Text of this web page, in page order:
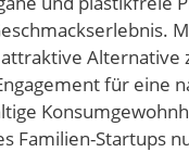
für
Familien-Startups